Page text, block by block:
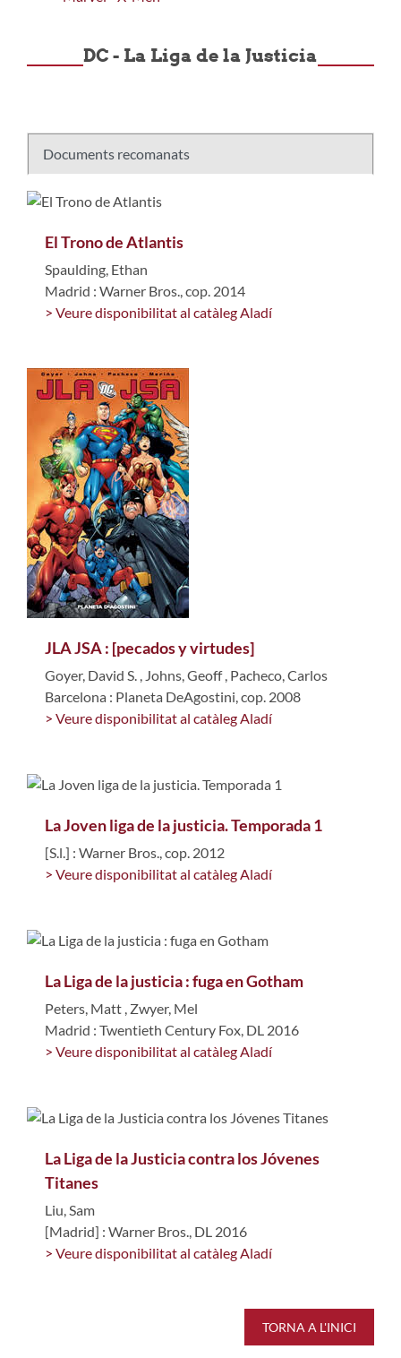
DC - La Liga de la Justicia
Documents recomanats
El Trono de Atlantis
Spaulding, Ethan
Madrid : Warner Bros., cop. 2014
> Veure disponibilitat al catàleg Aladí
JLA JSA : [pecados y virtudes]
Goyer, David S. , Johns, Geoff , Pacheco, Carlos
Barcelona : Planeta DeAgostini, cop. 2008
> Veure disponibilitat al catàleg Aladí
La Joven liga de la justicia. Temporada 1
[S.l.] : Warner Bros., cop. 2012
> Veure disponibilitat al catàleg Aladí
La Liga de la justicia : fuga en Gotham
Peters, Matt , Zwyer, Mel
Madrid : Twentieth Century Fox, DL 2016
> Veure disponibilitat al catàleg Aladí
La Liga de la Justicia contra los Jóvenes
Titanes
Liu, Sam
[Madrid] : Warner Bros., DL 2016
> Veure disponibilitat al catàleg Aladí
TORNA A L'INICI